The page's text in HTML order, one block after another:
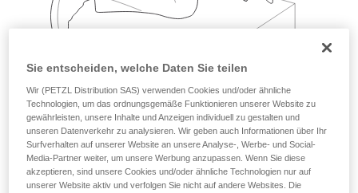
Beispiele:
Sie entscheiden, welche Daten Sie teilen
Wir (PETZL Distribution SAS) verwenden Cookies und/oder ähnliche
Technologien, um das ordnungsgemäße Funktionieren unserer Website zu
gewährleisten, unsere Inhalte und Anzeigen individuell zu gestalten und
unseren Datenverkehr zu analysieren. Wir geben auch Informationen über Ihr
Surfverhalten auf unserer Website an unsere Analyse-, Werbe- und Social-
Media-Partner weiter, um unsere Werbung anzupassen. Wenn Sie diese
akzeptieren, sind unsere Cookies und/oder ähnliche Technologien nur auf
unserer Website aktiv und verfolgen Sie nicht auf andere Websites. Die